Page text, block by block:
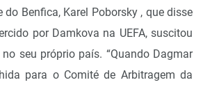
do Benfica, Karel Poborsky , que disse
por Damkova na UEFA, suscitou
seu próprio país. “Quando Dagmar
para o Comité de Arbitragem da